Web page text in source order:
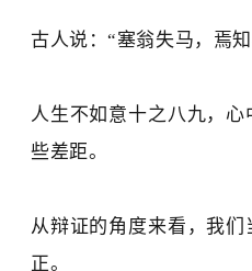
古人说：“塞翁失马，焉知
人生不如意十之八九， 心
些差距。
从辩证的角度来看，我们
正。